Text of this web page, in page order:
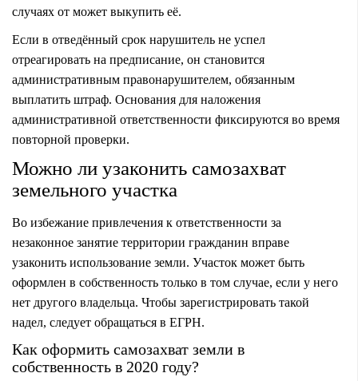
случаях от может выкупить её.
Если в отведённый срок нарушитель не успел
отреагировать на предписание, он становится
административным правонарушителем, обязанным
выплатить штраф. Основания для наложения
административной ответственности фиксируются во время
повторной проверки.
Можно ли узаконить самозахват
земельного участка
Во избежание привлечения к ответственности за
незаконное занятие территории гражданин вправе
узаконить использование земли. Участок может быть
оформлен в собственность только в том случае, если у него
нет другого владельца. Чтобы зарегистрировать такой
надел, следует обращаться в ЕГРН.
Как оформить самозахват земли в
собственность в 2020 году?